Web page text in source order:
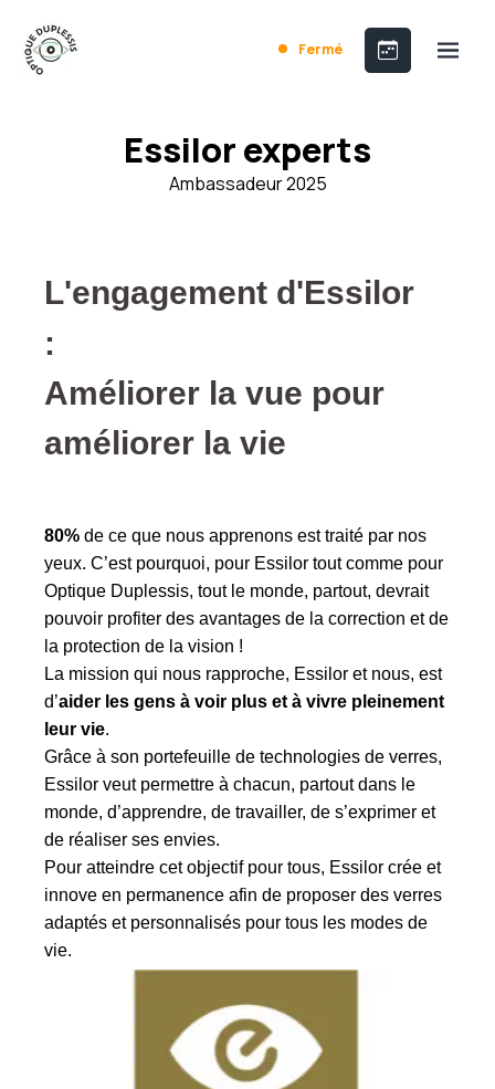
Fermé
Essilor experts
Ambassadeur 2025
L'engagement d'Essilor
:
Améliorer la vue pour
améliorer la vie
80% de ce que nous apprenons est traité par nos
yeux. C’est pourquoi, pour Essilor tout comme pour
Optique Duplessis, tout le monde, partout, devrait
pouvoir profiter des avantages de la correction et de
la protection de la vision !
La mission qui nous rapproche, Essilor et nous, est
d’aider les gens à voir plus et à vivre pleinement
leur vie.
Grâce à son portefeuille de technologies de verres,
Essilor veut permettre à chacun, partout dans le
monde, d’apprendre, de travailler, de s’exprimer et
de réaliser ses envies.
Pour atteindre cet objectif pour tous, Essilor crée et
innove en permanence afin de proposer des verres
adaptés et personnalisés pour tous les modes de
vie.